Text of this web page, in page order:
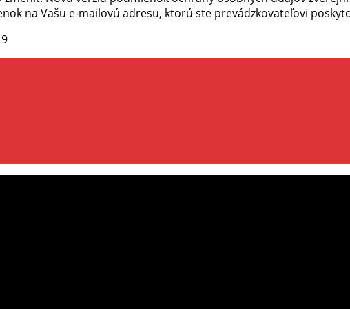
na Vašu e-mailovú adresu, ktorú ste prevádzkovateľovi